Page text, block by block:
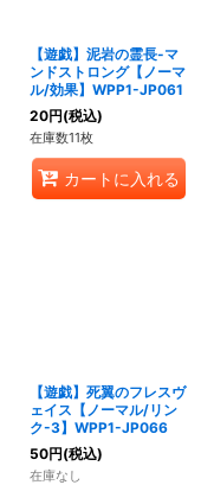
【遊戯】泥岩の霊長-マ
ンドストロング【ノーマ
ル/効果】WPP1-JP061
20円(税込)
在庫数11枚
カートに入れる
【遊戯】死翼のフレスヴ
ェイス【ノーマル/リン
ク-3】WPP1-JP066
50円(税込)
在庫なし